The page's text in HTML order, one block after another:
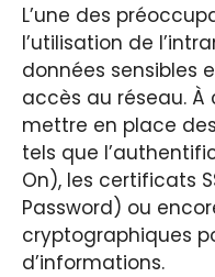
L’une des
l’utilisation de
données sensibles
accès au réseau.
mettre en place
tels que
On), les certificats
Password) ou
cryptographiques
d’informations.